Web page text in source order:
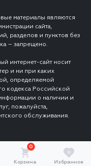
материалы являются
сайта,
разделов и пунктов без
– запрещено.
интернет-сайт носит
и ни при каких
определяемой
кодекса Российской
о наличии и
пожалуйста,
обслуживания.
0
Корзина
0
Избранное